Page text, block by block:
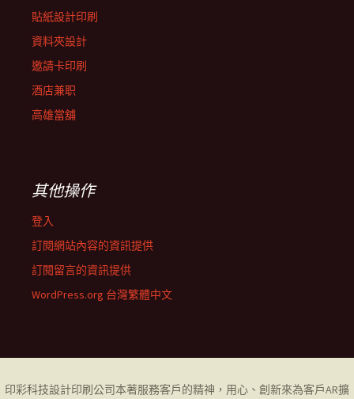
貼紙設計印刷
資料夾設計
邀請卡印刷
酒店兼职
高雄當舖
其他操作
登入
訂閱網站內容的資訊提供
訂閱留言的資訊提供
WordPress.org 台灣繁體中文
印彩科技設計印刷公司本著服務客戶的精神，用心、創新來為客戶AR擴